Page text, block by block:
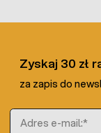
Zyskaj 30 zł
za zapis do
Adres e-mail